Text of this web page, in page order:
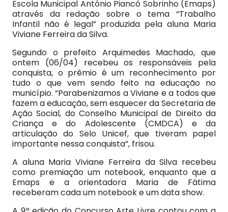
Escola Municipal Antônio Piancó Sobrinho (Emaps)
através da redação sobre o tema “Trabalho
Infantil não é legal” produzida pela aluna Maria
Viviane Ferreira da Silva.
Segundo o prefeito Arquimedes Machado, que
ontem (06/04) recebeu os responsáveis pela
conquista, o prêmio é um reconhecimento por
tudo o que vem sendo feito na educação no
município. “Parabenizamos a Viviane e a todos que
fazem a educação, sem esquecer da Secretaria de
Ação Social, do Conselho Municipal de Direito da
Criança e do Adolescente (CMDCA) e da
articulação do Selo Unicef, que tiveram papel
importante nessa conquista”, frisou.
A aluna Maria Viviane Ferreira da Silva recebeu
como premiação um notebook, enquanto que a
Emaps e a orientadora Maria de Fátima
receberam cada um notebook e um data show.